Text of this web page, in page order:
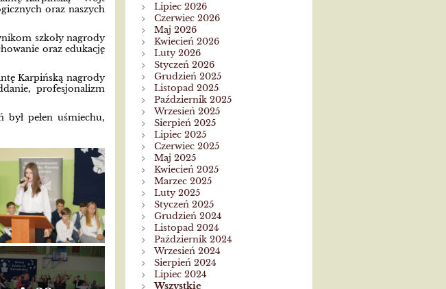
oraz naszych
szkoły nagrody
oraz edukację
Karpińską nagrody
profesjonalizm
pełen uśmiechu,
Lipiec 2026
Czerwiec 2026
Maj 2026
Kwiecień 2026
Luty 2026
Styczeń 2026
Grudzień 2025
Listopad 2025
Październik 2025
Wrzesień 2025
Sierpień 2025
Lipiec 2025
Czerwiec 2025
Maj 2025
Kwiecień 2025
Marzec 2025
Luty 2025
Styczeń 2025
Grudzień 2024
Listopad 2024
Październik 2024
Wrzesień 2024
Sierpień 2024
Lipiec 2024
Wszystkie